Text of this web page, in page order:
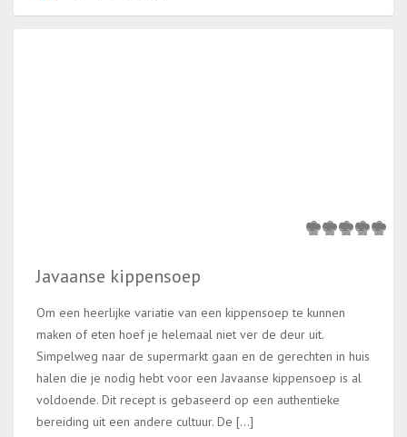
Javaanse kippensoep
Om een heerlijke variatie van een kippensoep te kunnen
maken of eten hoef je helemaal niet ver de deur uit.
Simpelweg naar de supermarkt gaan en de gerechten in huis
halen die je nodig hebt voor een Javaanse kippensoep is al
voldoende. Dit recept is gebaseerd op een authentieke
bereiding uit een andere cultuur. De […]